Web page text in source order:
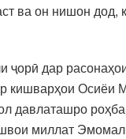
ва он нишон дод,
ҷорӣ дар
кишварҳои Осиёи
давлаташро
миллат